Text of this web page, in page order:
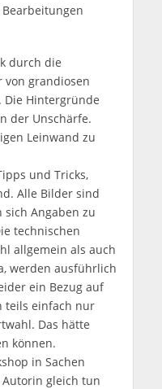
durch die
von grandiosen
Die Hintergründe
der Unschärfe.
Leinwand zu
und Tricks,
Alle Bilder sind
Angaben zu
technischen
allgemein als auch
werden ausführlich
ein Bezug auf
teils einfach nur
Das hätte
können.
in Sachen
gleich tun